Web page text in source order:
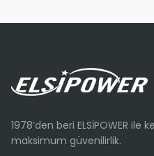
1978’den beri ELSİPOWER ile
maksimum güvenilirlik.